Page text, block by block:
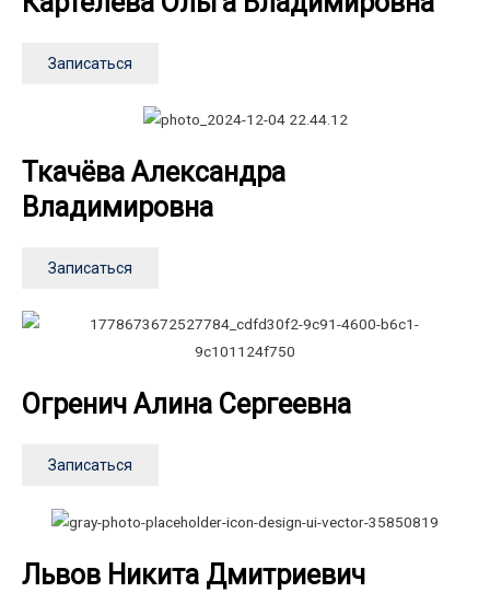
Записаться
Ткачёва Александра
Владимировна
Записаться
Огренич Алина Сергеевна
Записаться
Львов Никита Дмитриевич